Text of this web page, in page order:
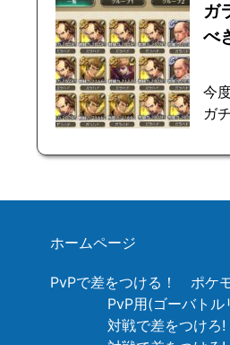
ガ
べ
今
ガ
ホームページ
PvPで差をつける！ ポケ
PvP用(ゴーバト
対戦で差をつけろ